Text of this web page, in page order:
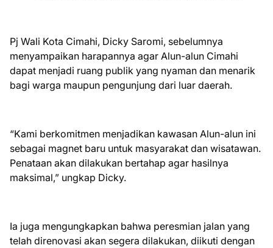
Pj Wali Kota Cimahi, Dicky Saromi, sebelumnya
menyampaikan harapannya agar Alun-alun Cimahi
dapat menjadi ruang publik yang nyaman dan menarik
bagi warga maupun pengunjung dari luar daerah.
“Kami berkomitmen menjadikan kawasan Alun-alun ini
sebagai magnet baru untuk masyarakat dan wisatawan.
Penataan akan dilakukan bertahap agar hasilnya
maksimal,” ungkap Dicky.
Ia juga mengungkapkan bahwa peresmian jalan yang
telah direnovasi akan segera dilakukan, diikuti dengan